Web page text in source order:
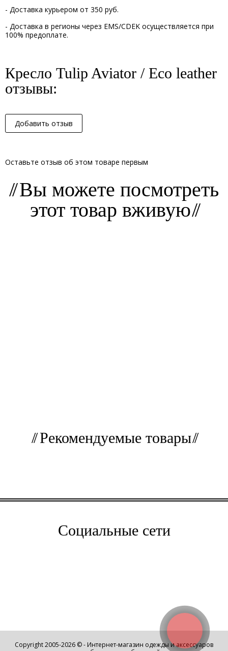
- Доставка курьером от 350 руб.
- Доставка в регионы через EMS/CDEK осуществляется при
100% предоплате.
Кресло Tulip Aviator / Eco leather
отзывы:
Добавить отзыв
Оставьте отзыв об этом товаре первым
Вы можете посмотреть
этот товар вживую
Рекомендуемые товары
Социальные сети
Copyright 2005-2026 © - Интернет-магазин одежды и аксессуаров